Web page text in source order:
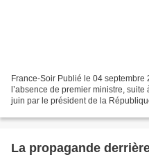
France-Soir Publié le 04
l’absence de premier ministre,
juin par le président de la
La propagande